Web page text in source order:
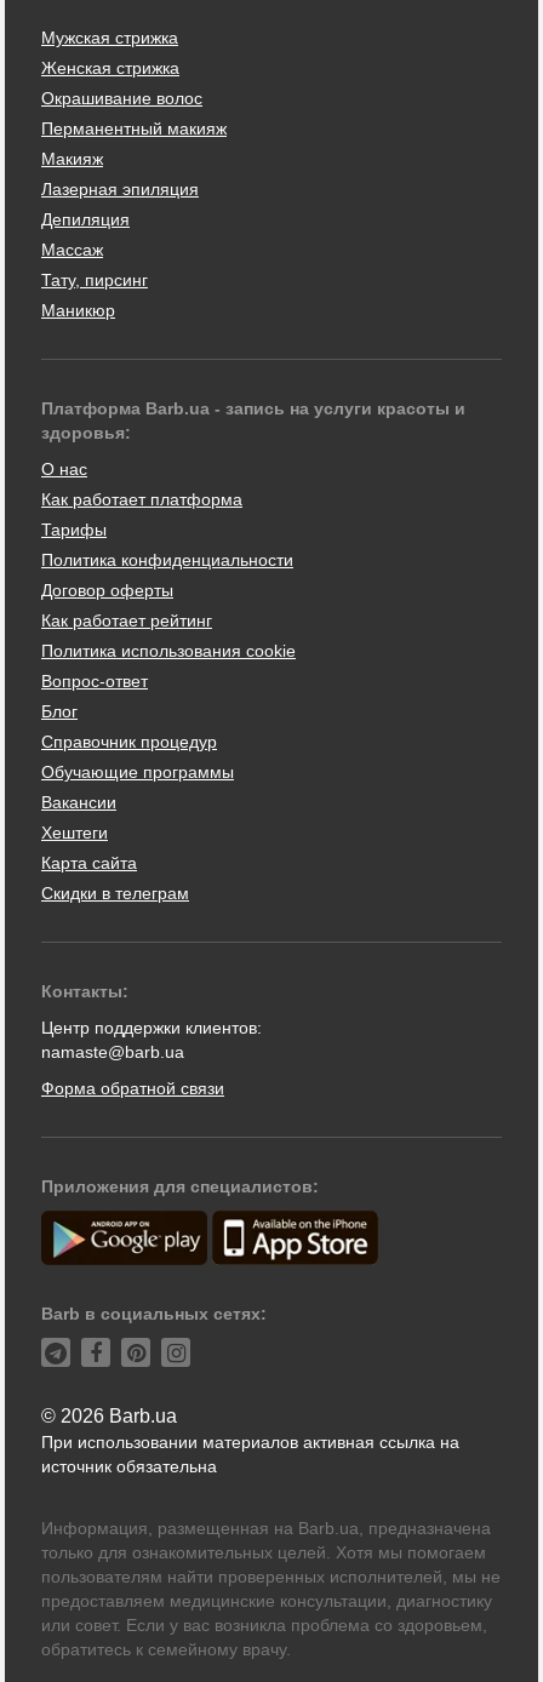
Мужская стрижка
Женская стрижка
Окрашивание волос
Перманентный макияж
Макияж
Лазерная эпиляция
Депиляция
Массаж
Тату, пирсинг
Маникюр
Платформа Barb.ua - запись на услуги красоты и
здоровья:
О нас
Как работает платформа
Тарифы
Политика конфиденциальности
Договор оферты
Как работает рейтинг
Политика использования cookie
Вопрос-ответ
Блог
Справочник процедур
Обучающие программы
Вакансии
Хештеги
Карта сайта
Скидки в телеграм
Контакты:
Центр поддержки клиентов:
namaste@barb.ua
Форма обратной связи
Приложения для специалистов:
Barb в социальных сетях:
© 2026 Barb.ua
При использовании материалов активная ссылка на
источник обязательна
Информация, размещенная на Barb.ua, предназначена
только для ознакомительных целей. Хотя мы помогаем
пользователям найти проверенных исполнителей, мы не
предоставляем медицинские консультации, диагностику
или совет. Если у вас возникла проблема со здоровьем,
обратитесь к семейному врачу.